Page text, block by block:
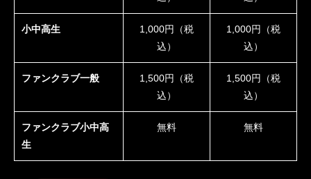
小中高生
1,000円（税
込）
1,000円（税
込）
ファンクラブ一般
1,500円（税
込）
1,500円（税
込）
ファンクラブ小中高
生
無料 無料